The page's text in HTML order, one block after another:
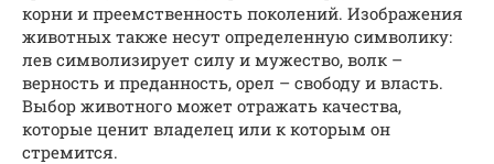
корни и преемственность поколений. Изображения
животных также несут определенную символику:
лев символизирует силу и мужество, волк –
верность и преданность, орел – свободу и власть.
Выбор животного может отражать качества,
которые ценит владелец или к которым он
стремится.